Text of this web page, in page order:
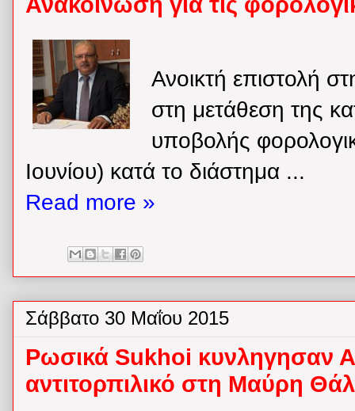
Ανοικτή επιστολή
στη μετάθεση της
υποβολής
Ιουνίου) κατά το διάστημα ...
Read more »
Σάββατο 30 Μαΐου 2015
Ρωσικά Sukhoi κυνληγησαν
αντιτορπιλικό στη Μαύρη